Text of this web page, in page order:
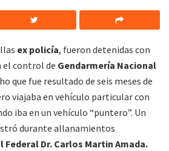
ex policía, fueron detenidas con
el control de Gendarmería Nacional
que fue resultado de seis meses de
viajaba en vehículo particular con
iba en un vehículo “puntero”. Un
durante allanamientos
Federal Dr. Carlos Martin Amada.